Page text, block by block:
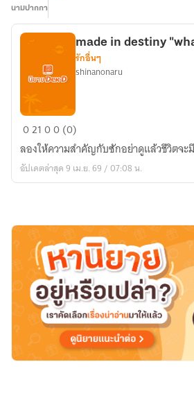
นามปากกา
made
destiny
"what
made in destiny
รักอื่นๆ
shinanonaru
02100 (0)
ลองให้ความสำคัญกับซักอย่าดูแล้วชีวิตจะ
อัปเดตล่าสุด 9 เม.ย. 69 / 07:08 น.